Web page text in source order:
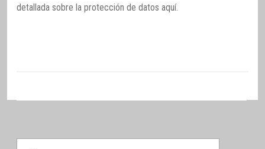
detallada sobre la protección de datos aquí.